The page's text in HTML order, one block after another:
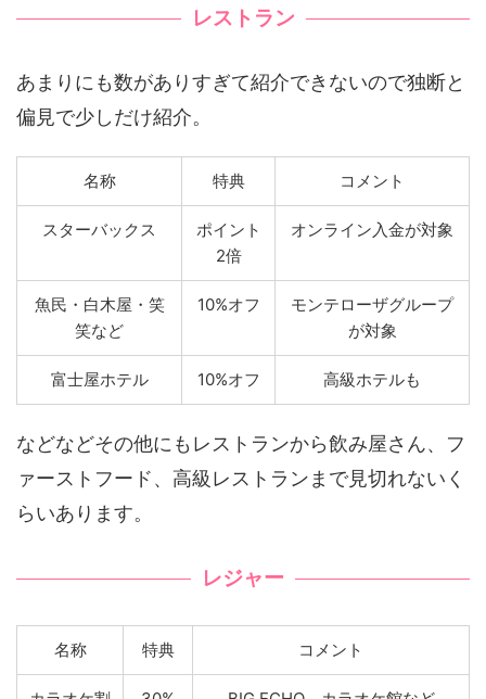
レストラン
あまりにも数がありすぎて紹介できないので独断と
偏見で少しだけ紹介。
名称 特典 コメント
スターバックス
ポイント
2倍
オンライン入金が対象
魚民・白木屋・笑
笑など
10%オフ
モンテローザグループ
が対象
富士屋ホテル 10%オフ 高級ホテルも
などなどその他にもレストランから飲み屋さん、フ
ァーストフード、高級レストランまで見切れないく
らいあります。
レジャー
名称 特典 コメント